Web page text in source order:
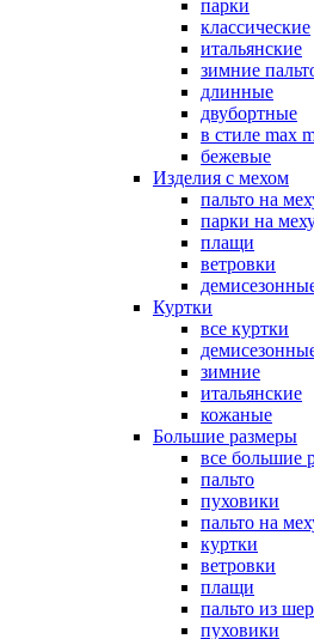
парки
классические
итальянские
зимние
длинные
двубортные
в стиле max
бежевые
Изделия с мехом
пальто на
парки на
плащи
ветровки
Куртки
все куртки
зимние
итальянские
кожаные
Большие размеры
все большие
пальто
пуховики
пальто на
куртки
ветровки
плащи
пальто из
пуховики